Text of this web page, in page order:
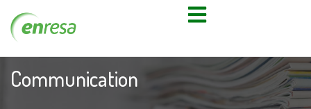
Communication